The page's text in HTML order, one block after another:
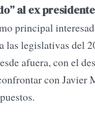
al ex presidente
principal
las legislativas del
afuera, con el
con Javier